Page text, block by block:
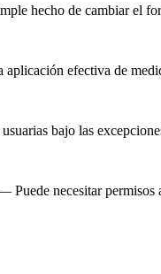
hecho de cambiar el
efectiva de
bajo las
Puede necesitar permisos